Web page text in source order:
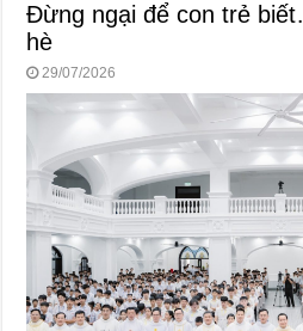
Đừng ngại để con trẻ
hè
29/07/2026